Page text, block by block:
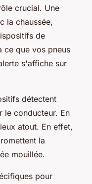
crucial. Une
la chaussée,
de
ce que vos pneus
s'affiche sur
détectent
le conducteur. En
atout. En effet,
la
mouillée.
pour